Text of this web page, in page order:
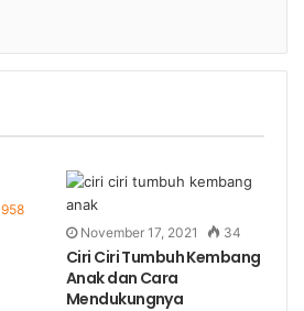
958
November 17, 2021 34
Ciri Ciri Tumbuh Kembang
Anak dan Cara
Mendukungnya